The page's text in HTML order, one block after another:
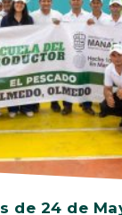
de 24 de